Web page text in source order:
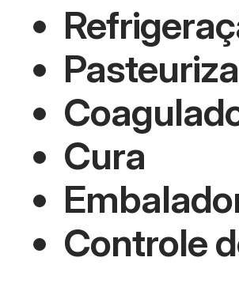
Cura
Controle